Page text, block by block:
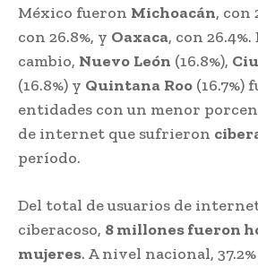
México fueron Michoacán, con
con 26.8%, y Oaxaca, con 26.4%.
cambio, Nuevo León (16.8%),
(16.8%) y Quintana Roo (16.7%)
entidades con un menor
de internet que sufrieron
período.
Del total de usuarios de
ciberacoso, 8 millones fueron
mujeres. A nivel nacional,